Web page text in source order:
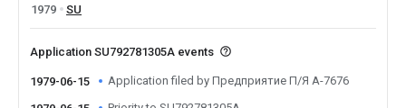
1979
SU
Application SU792781305A events
1979-06-15 Application filed by Предприятие П/Я А-7676